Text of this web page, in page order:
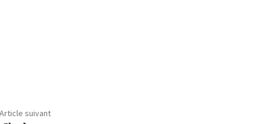
suivant